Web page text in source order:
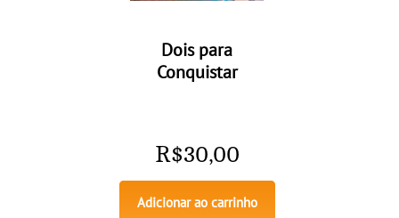
Dois para
Conquistar
R$30,00
Adicionar ao carrinho